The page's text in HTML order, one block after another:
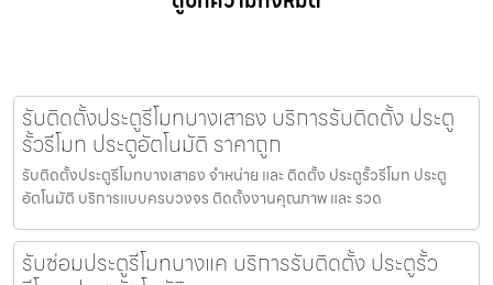
รับติดตั้งประตูรีโมทบางเสาธง บริการรับติดตั้ง ประตู
รั้วรีโมท ประตูอัตโนมัติ ราคาถูก
รับติดตั้งประตูรีโมทบางเสาธง จำหน่าย และ ติดตั้ง ประตูรั้วรีโมท ประตู
อัตโนมัติ บริการแบบครบวงจร ติดตั้งงานคุณภาพ และ รวด
รับซ่อมประตูรีโมทบางแค บริการรับติดตั้ง ประตูรั้ว